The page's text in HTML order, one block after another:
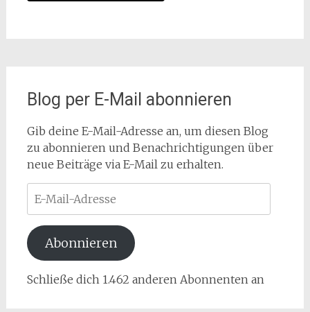
Blog per E-Mail abonnieren
Gib deine E-Mail-Adresse an, um diesen Blog
zu abonnieren und Benachrichtigungen über
neue Beiträge via E-Mail zu erhalten.
Mail-
Adresse
Abonnieren
Schließe dich 1.462 anderen Abonnenten an